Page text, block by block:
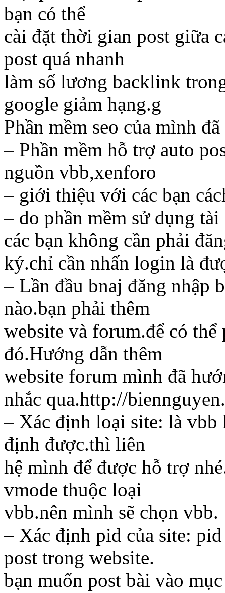
bạn có thể
cài đặt thời gian post giữa
post quá nhanh
làm số lương backlink
google giảm hạng.g
Phần mềm seo của mình
– Phần mềm hỗ trợ auto
nguồn vbb,xenforo
– giới thiệu với các bạn
– do phần mềm sử dụng
các bạn không cần phải
ký.chỉ cần nhấn login là
– Lần đầu bnaj đăng nhập
nào.bạn phải thêm
website và forum.để có thể
đó.Hướng dẫn thêm
website forum mình đã
nhắc qua.http://
– Xác định loại site: là vbb
định được.thì liên
hệ mình để được hỗ trợ
vmode thuộc loại
vbb.nên mình sẽ chọn vbb.
– Xác định pid của site:
post trong website.
bạn muốn post bài vào